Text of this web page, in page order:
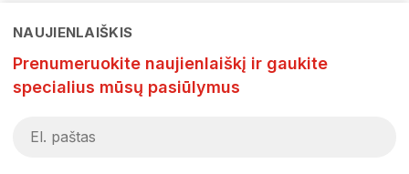
NAUJIENLAIŠKIS
Prenumeruokite naujienlaiškį ir gaukite
specialius mūsų pasiūlymus